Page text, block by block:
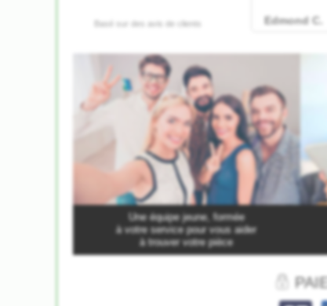
Une équipe jeune, formée
à votre service pour vous aider
à trouver votre pièce